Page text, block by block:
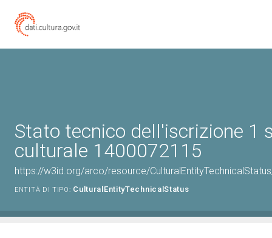
Stato tecnico dell'iscrizione 1
culturale 1400072115
https://w3id.org/arco/resource/
ENTITÀ DI TIPO: CulturalEntityTechnicalStatus